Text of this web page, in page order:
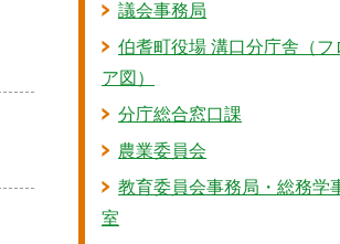
議会事務局
伯耆町役場 溝口分庁舎（フ
ア図）
分庁総合窓口課
農業委員会
教育委員会事務局・総務学
室